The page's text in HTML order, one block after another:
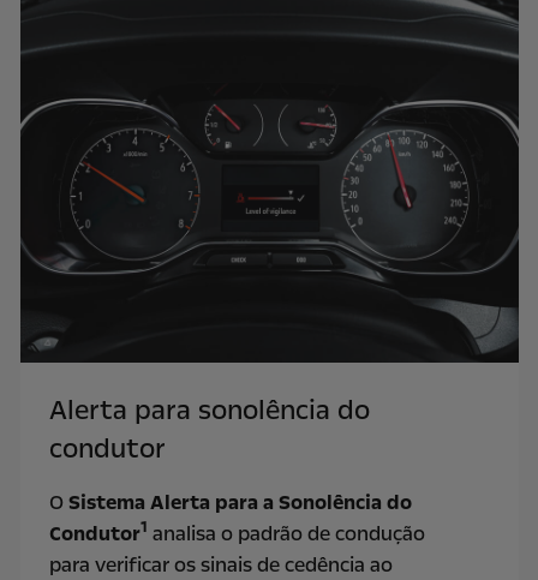
Alerta para sonolência do
condutor
O Sistema Alerta para a Sonolência do
Condutor1 analisa o padrão de condução
para verificar os sinais de cedência ao